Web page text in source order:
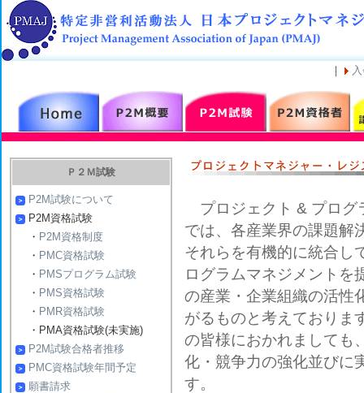
｜
Ｐ２Ｍ試験
P2M試験について
P2M資格試験
・ P2M資格制度
・ PMC資格試験
・ PMSプログラム試験
・ PMS資格試験
・ PMR資格試験
・PMA資格試験(未実施)
P2M試験合格者推移
PMC資格試験年間予定
願書請求
プロジェクト & プログ
では、各産業界の課題解
それらを有機的に統合し
ログラムマネジメントを
の産業・企業組織の活性
がるものと考えておりま
の皆様におかれましても
化・競争力の強化並びに
す。